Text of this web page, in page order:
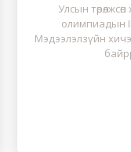
Улсын
олимпиадын
Мэдээлэлзүйн